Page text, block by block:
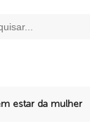
estar da mulher